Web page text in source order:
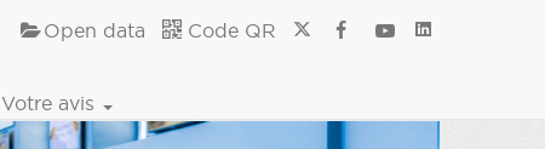
Open data Code QR
Votre avis